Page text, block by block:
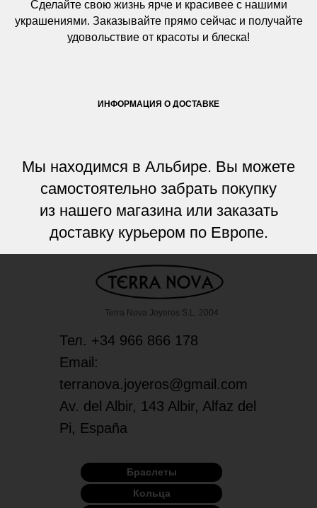
Сделайте свою жизнь ярче и красивее с нашими
украшениями. Заказывайте прямо сейчас и получайте
удовольствие от красоты и блеска!
ИНФОРМАЦИЯ О ДОСТАВКЕ
Мы находимся в Альбире. Вы можете
самостоятельно забрать покупку
из нашего магазина или заказать
доставку курьером по Европе.
Terra Nova Joyeros S.L. 2004
Браслеты
Кольца
Тел. +34 966 866 178
Email:
terranova.joyeros@gmail.com
Av. del Albir, 143 Albir, Alfaz del
Pi, España